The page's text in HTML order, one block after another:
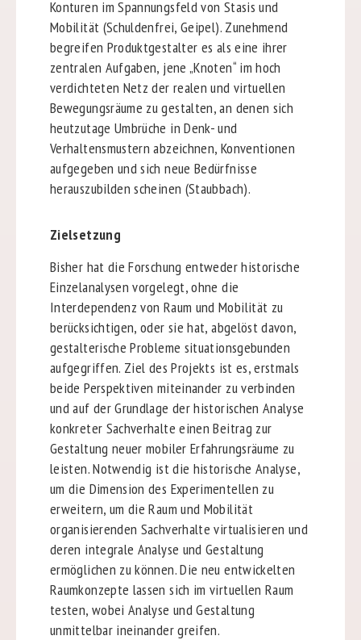
Konturen im Spannungsfeld von Stasis und
Mobilität (Schuldenfrei, Geipel). Zunehmend
begreifen Produktgestalter es als eine ihrer
zentralen Aufgaben, jene „Knoten“ im hoch
verdichteten Netz der realen und virtuellen
Bewegungsräume zu gestalten, an denen sich
heutzutage Umbrüche in Denk- und
Verhaltensmustern abzeichnen, Konventionen
aufgegeben und sich neue Bedürfnisse
herauszubilden scheinen (Staubbach).
Zielsetzung
Bisher hat die Forschung entweder historische
Einzelanalysen vorgelegt, ohne die
Interdependenz von Raum und Mobilität zu
berücksichtigen, oder sie hat, abgelöst davon,
gestalterische Probleme situationsgebunden
aufgegriffen. Ziel des Projekts ist es, erstmals
beide Perspektiven miteinander zu verbinden
und auf der Grundlage der historischen Analyse
konkreter Sachverhalte einen Beitrag zur
Gestaltung neuer mobiler Erfahrungsräume zu
leisten. Notwendig ist die historische Analyse,
um die Dimension des Experimentellen zu
erweitern, um die Raum und Mobilität
organisierenden Sachverhalte virtualisieren und
deren integrale Analyse und Gestaltung
ermöglichen zu können. Die neu entwickelten
Raumkonzepte lassen sich im virtuellen Raum
testen, wobei Analyse und Gestaltung
unmittelbar ineinander greifen.